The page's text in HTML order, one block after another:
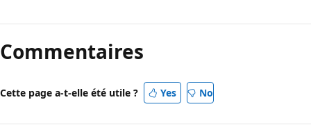
Commentaires
Cette page a-t-elle été utile ? Yes No